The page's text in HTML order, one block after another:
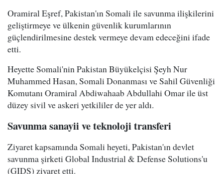
Oramiral Eşref, Pakistan'ın Somali ile savunma ilişkilerini
geliştirmeye ve ülkenin güvenlik kurumlarının
güçlendirilmesine destek vermeye devam edeceğini ifade
etti.
Heyette Somali'nin Pakistan Büyükelçisi Şeyh Nur
Muhammed Hasan, Somali Donanması ve Sahil Güvenliği
Komutanı Oramiral Abdiwahaab Abdullahi Omar ile üst
düzey sivil ve askeri yetkililer de yer aldı.
Savunma sanayii ve teknoloji transferi
Ziyaret kapsamında Somali heyeti, Pakistan'ın devlet
savunma şirketi Global Industrial & Defense Solutions'u
(GIDS) ziyaret etti.